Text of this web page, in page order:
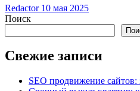
Redactor 10 мая 2025
Поиск
Свежие записи
SEO продвижение сайтов: